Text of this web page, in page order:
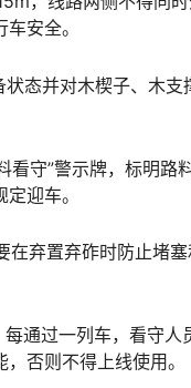
安全。󠅅󠅃󠄵󠅂󠄪󠇖󠆨󠆨󠇕󠆞󠆒󠅬󠇘󠆭󠆘󠇙󠆝󠅵󠇗󠆭󠆁󠄐󠇗󠅹󠅸󠇖󠆍󠅳󠇖󠅹󠅰󠇖󠆌󠅹
态并对木楔子、木
看守”警示牌，标明
迎车。󠅅󠅃󠄵󠅂󠄪󠇖󠆨󠆨󠇕󠆞󠆒󠅬󠇘󠆭󠆘󠇙󠆝󠅵󠇗󠆭󠆁󠄐󠇗󠅹󠅸󠇖󠆍󠅳󠇖󠅹󠅰󠇖󠆌󠅹
弃置弃砟时防止堵
通过一列车，看守
否则不得上线使用。󠅅󠅃󠄵󠅂󠄪󠇖󠆨󠆨󠇕󠆞󠆒󠅬󠇘󠆭󠆘󠇙󠆝󠅵󠇗󠆭󠆁󠄐󠇗󠅹󠅸󠇖󠆍󠅳󠇖󠅹󠅰󠇖󠆌󠅹